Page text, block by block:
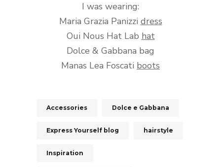
I was wearing:
Maria Grazia Panizzi dress
Oui Nous Hat Lab hat
Dolce & Gabbana bag
Manas Lea Foscati boots
Accessories Dolce e Gabbana
Express Yourself blog hairstyle
Inspiration